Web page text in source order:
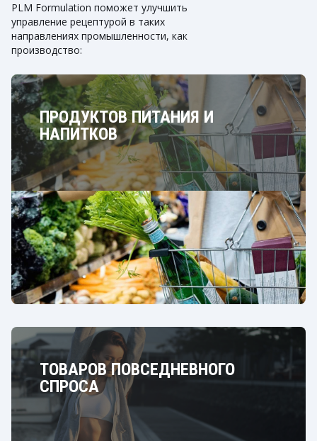
PLM Formulation поможет улучшить
управление рецептурой в таких
направлениях промышленности, как
производство:
ПРОДУКТОВ ПИТАНИЯ И
НАПИТКОВ
ТОВАРОВ ПОВСЕДНЕВНОГО
СПРОСА